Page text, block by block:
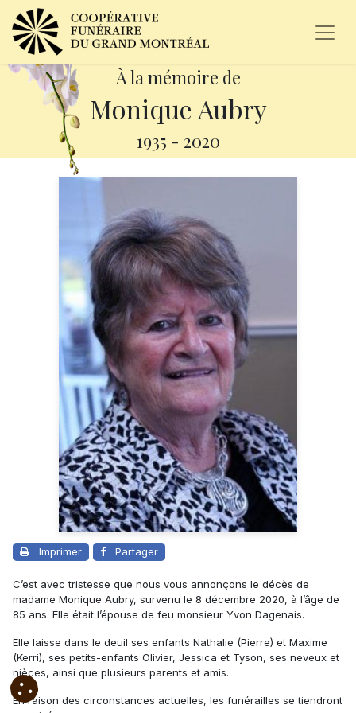
À la mémoire de
Monique Aubry
1935 - 2020
Imprimer Partager
C’est avec tristesse que nous vous annonçons le décès de
madame Monique Aubry, survenu le 8 décembre 2020, à l’âge de
85 ans. Elle était l’épouse de feu monsieur Yvon Dagenais.
Elle laisse dans le deuil ses enfants Nathalie (Pierre) et Maxime
(Kerri), ses petits-enfants Olivier, Jessica et Tyson, ses neveux et
nièces, ainsi que plusieurs parents et amis.
En raison des circonstances actuelles, les funérailles se tiendront